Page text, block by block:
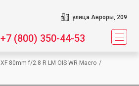
улица Авроры, 209
+7 (800) 350-44-53
XF 80mm f/2.8 R LM OIS WR Macro /